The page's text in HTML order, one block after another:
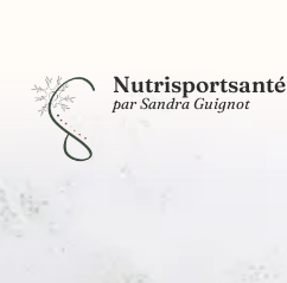
Nutrisportsanté
par Sandra Guignot